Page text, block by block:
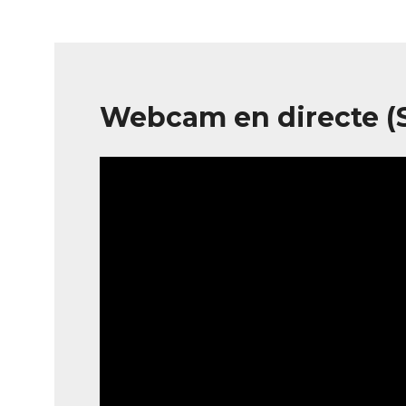
Webcam en directe